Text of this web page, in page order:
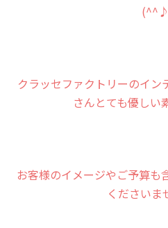
(^^♪
クラッセファクトリーのイ
さんとても優しい
お客様のイメージやご予算も
ください